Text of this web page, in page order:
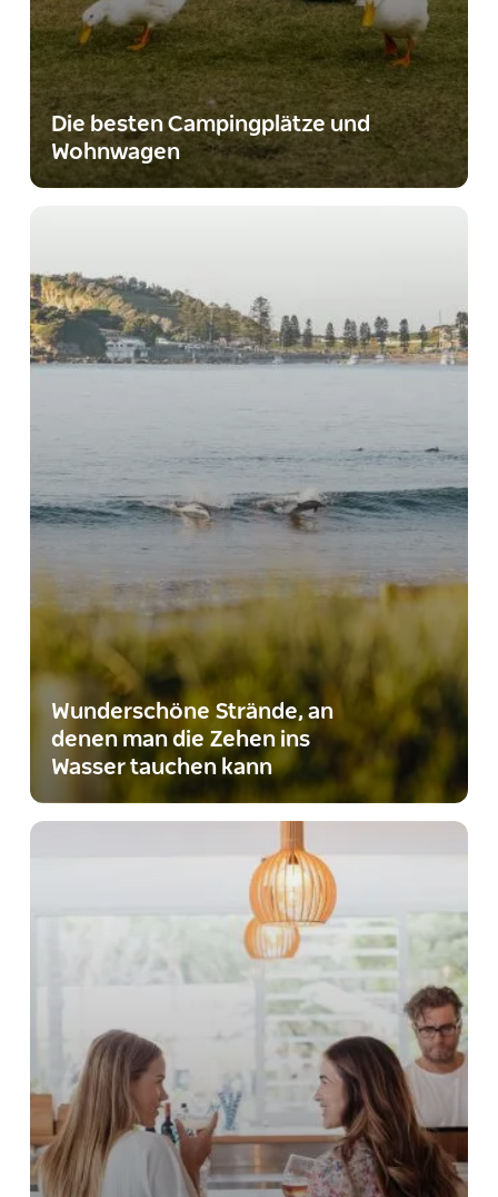
Die besten Campingplätze und
Wohnwagen
Wunderschöne Strände, an
denen man die Zehen ins
Wasser tauchen kann